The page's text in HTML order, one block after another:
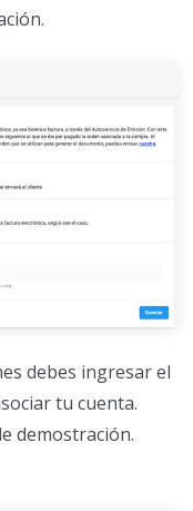
debes ingresar el
tu cuenta.
demostración.